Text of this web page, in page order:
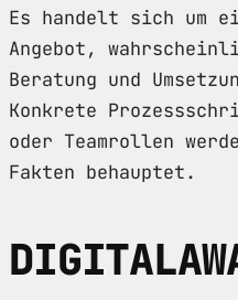
Es handelt sich um
Angebot,
Beratung und
Konkrete
oder Teamrollen
Fakten behauptet.